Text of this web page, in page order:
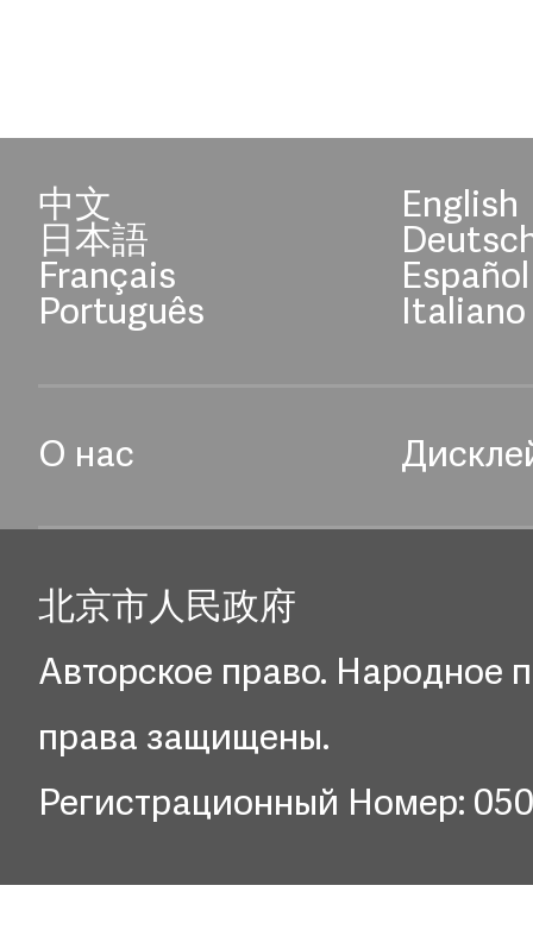
中文 English
日本語
Français Español
Português Italiano
О нас
北京市人民政府
Авторское право. Народное
права защищены.
Регистрационный Номер: